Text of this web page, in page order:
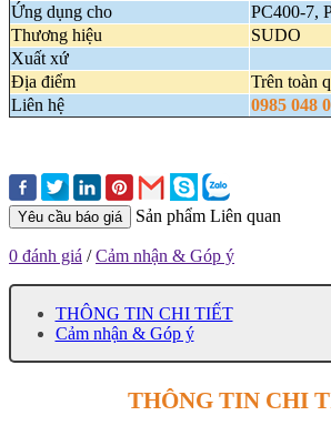
Ứng dụng cho
PC400-7,
Thương hiệu
SUDO
Xuất xứ
Địa điểm
Trên toàn
Liên hệ
0985 048
Yêu cầu báo giá Sản phẩm Liên quan
0 đánh giá /Cảm nhận & Góp ý
THÔNG TIN CHI TIẾT
Cảm nhận & Góp ý
THÔNG TIN CHI